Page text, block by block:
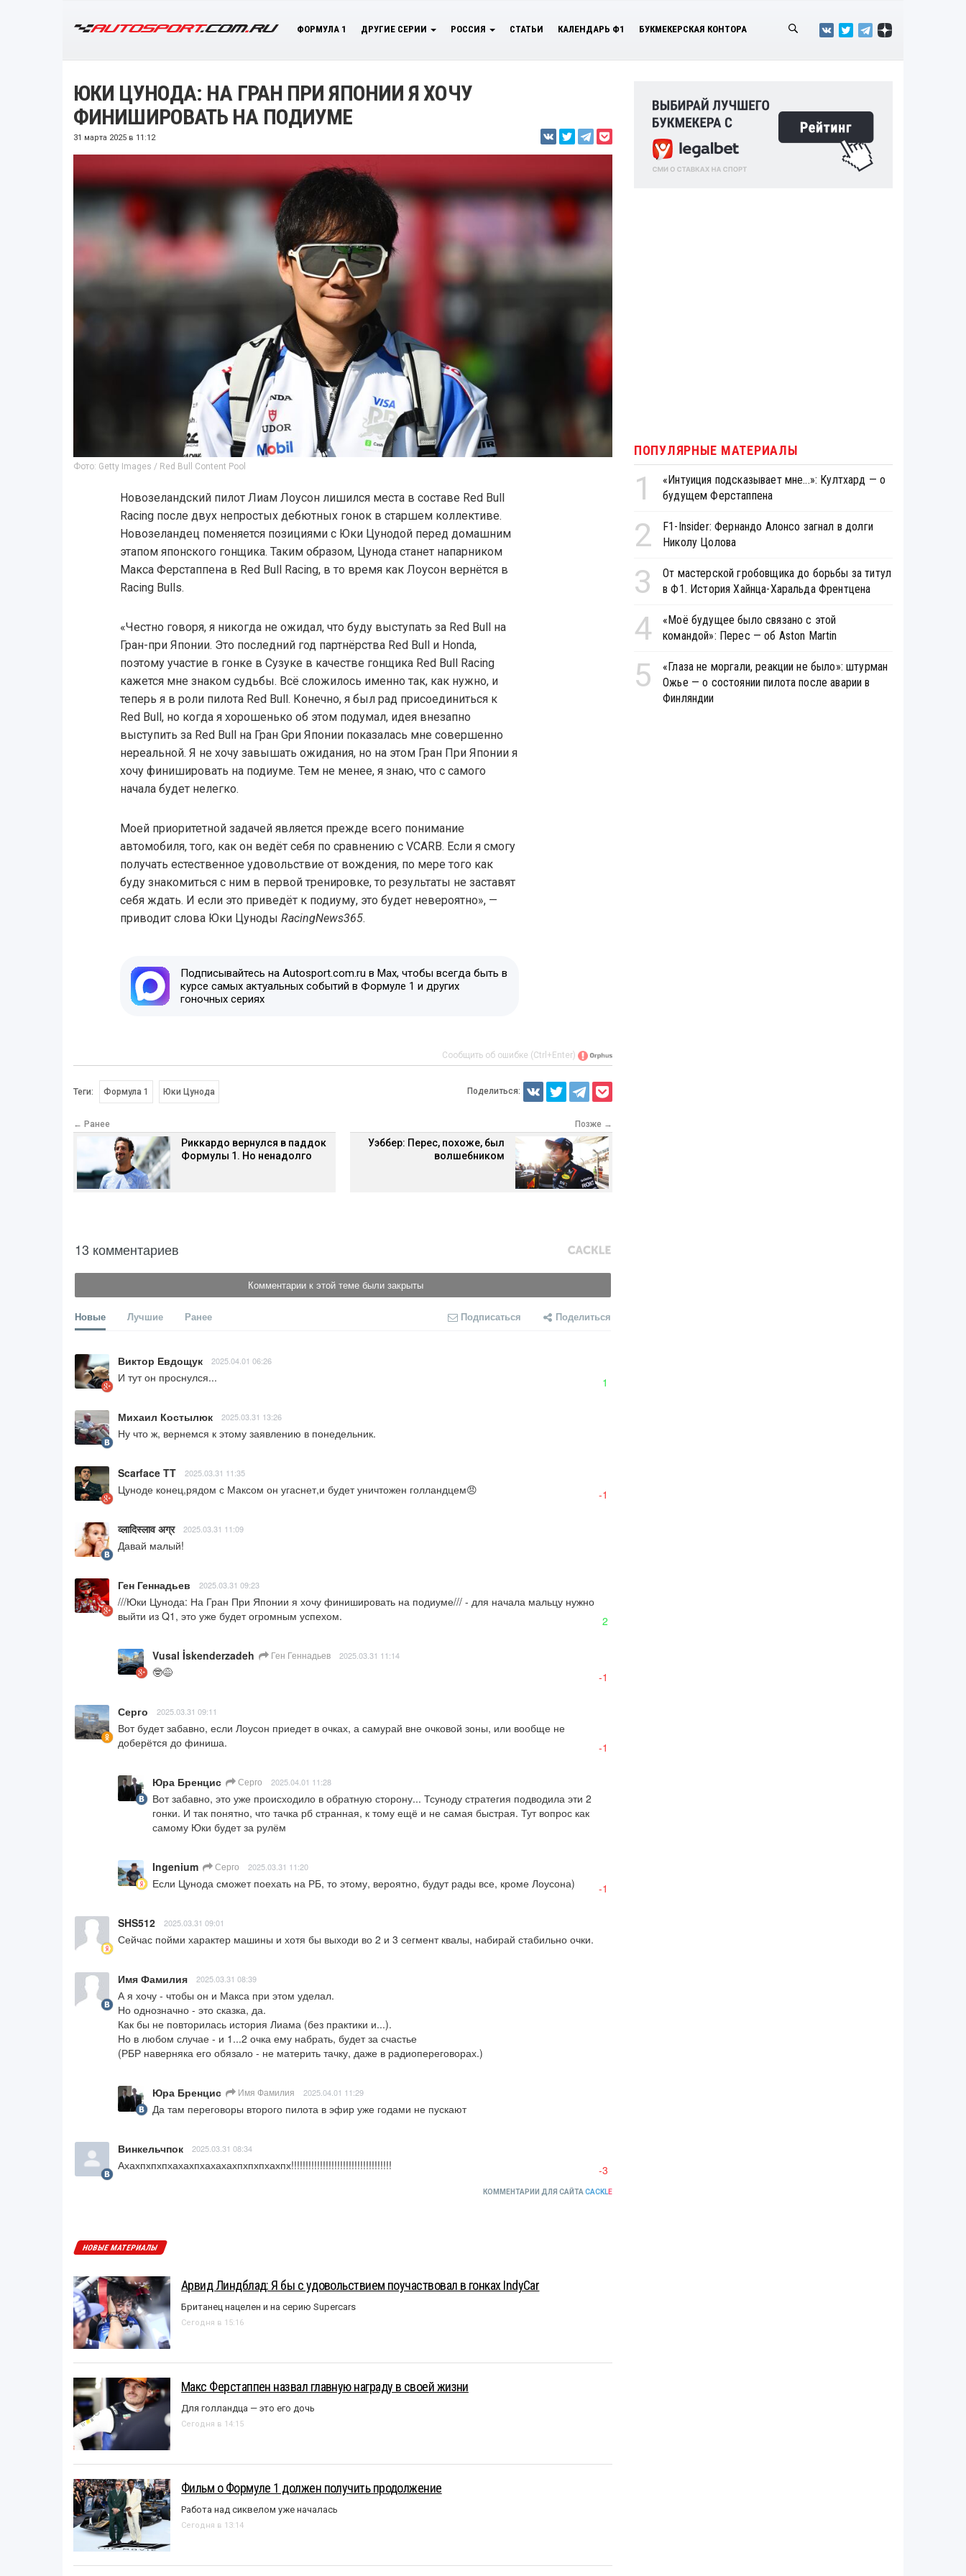
ФОРМУЛА 1 ДРУГИЕ СЕРИИ РОССИЯ СТАТЬИ КАЛЕНДАРЬ Ф1 БУКМЕКЕРСКАЯ КОНТОРА
ЮКИ ЦУНОДА: НА ГРАН ПРИ ЯПОНИИ Я ХОЧУ
ФИНИШИРОВАТЬ НА ПОДИУМЕ
31 марта 2025 в 11:12
Фото: Getty Images / Red Bull Content Pool
Новозеландский пилот Лиам Лоусон лишился места в составе Red Bull
Racing после двух непростых дебютных гонок в старшем коллективе.
Новозеландец поменяется позициями с Юки Цунодой перед домашним
этапом японского гонщика. Таким образом, Цунода станет напарником
Макса Ферстаппена в Red Bull Racing, в то время как Лоусон вернётся в
Racing Bulls.
«Честно говоря, я никогда не ожидал, что буду выступать за Red Bull на
Гран-при Японии. Это последний год партнёрства Red Bull и Honda,
поэтому участие в гонке в Сузуке в качестве гонщика Red Bull Racing
кажется мне знаком судьбы. Всё сложилось именно так, как нужно, и
теперь я в роли пилота Red Bull. Конечно, я был рад присоединиться к
Red Bull, но когда я хорошенько об этом подумал, идея внезапно
выступить за Red Bull на Гран Gри Японии показалась мне совершенно
нереальной. Я не хочу завышать ожидания, но на этом Гран При Японии я
хочу финишировать на подиуме. Тем не менее, я знаю, что с самого
начала будет нелегко.
Моей приоритетной задачей является прежде всего понимание
автомобиля, того, как он ведёт себя по сравнению с VCARB. Если я смогу
получать естественное удовольствие от вождения, по мере того как
буду знакомиться с ним в первой тренировке, то результаты не заставят
себя ждать. И если это приведёт к подиуму, это будет невероятно», —
приводит слова Юки Цуноды RacingNews365.
Подписывайтесь на Autosport.com.ru в Max, чтобы всегда быть в
курсе самых актуальных событий в Формуле 1 и других
гоночных сериях
Сообщить об ошибке (Ctrl+Enter)
Теги: Формула 1 Юки Цунода Поделиться:
← Ранее
Риккардо вернулся в паддок
Формулы 1. Но ненадолго
Позже →
Уэббер: Перес, похоже, был
волшебником
13 комментариев
Комментарии к этой теме были закрыты
Новые Лучшие Ранее Подписаться Поделиться
Виктор Евдощук 2025.04.01 06:26
И тут он проснулся... 1
Михаил Костылюк 2025.03.31 13:26
Ну что ж, вернемся к этому заявлению в понедельник.
Scarface TT 2025.03.31 11:35
Цуноде конец,рядом с Максом он угаснет,и будет уничтожен голландцем😠 -1
व्लादिस्लाव अग्र 2025.03.31 11:09
Давай малый!
Ген Геннадьев 2025.03.31 09:23
///Юки Цунода: На Гран При Японии я хочу финишировать на подиуме/// - для начала мальцу нужно
выйти из Q1, это уже будет огромным успехом.
2
Vusal İskenderzadeh Ген Геннадьев 2025.03.31 11:14
🤓😅 -1
Серго 2025.03.31 09:11
Вот будет забавно, если Лоусон приедет в очках, а самурай вне очковой зоны, или вообще не
доберётся до финиша.
-1
Юра Бренцис Серго 2025.04.01 11:28
Вот забавно, это уже происходило в обратную сторону... Тсуноду стратегия подводила эти 2
гонки. И так понятно, что тачка рб странная, к тому ещё и не самая быстрая. Тут вопрос как
самому Юки будет за рулём
Ingenium Серго 2025.03.31 11:20
Если Цунода сможет поехать на РБ, то этому, вероятно, будут рады все, кроме Лоусона) -1
SHS512 2025.03.31 09:01
Сейчас пойми характер машины и хотя бы выходи во 2 и 3 сегмент квалы, набирай стабильно очки.
Имя Фамилия 2025.03.31 08:39
А я хочу - чтобы он и Макса при этом уделал.
Но однозначно - это сказка, да.
Как бы не повторилась история Лиама (без практики и...).
Но в любом случае - и 1...2 очка ему набрать, будет за счастье
(РБР наверняка его обязало - не материть тачку, даже в радиопереговорах.)
Юра Бренцис Имя Фамилия 2025.04.01 11:29
Да там переговоры второго пилота в эфир уже годами не пускают
Винкельчпок 2025.03.31 08:34
Ахахпхпхпхахахпхахахахпхпхпхахпх!!!!!!!!!!!!!!!!!!!!!!!!!!!!!!!!!!! -3
КОММЕНТАРИИ ДЛЯ САЙТА CACKLE
НОВЫЕ МАТЕРИАЛЫ
Арвид Линдблад: Я бы с удовольствием поучаствовал в гонках IndyCar
Британец нацелен и на серию Supercars
Сегодня в 15:16
Макс Ферстаппен назвал главную награду в своей жизни
Для голландца — это его дочь
Сегодня в 14:15
Фильм о Формуле 1 должен получить продолжение
Работа над сиквелом уже началась
Сегодня в 13:14
ПОПУЛЯРНЫЕ МАТЕРИАЛЫ
1
«Интуиция подсказывает мне...»: Култхард — о
будущем Ферстаппена
2
F1-Insider: Фернандо Алонсо загнал в долги
Николу Цолова
3
От мастерской гробовщика до борьбы за титул
в Ф1. История Хайнца-Харальда Френтцена
4
«Моё будущее было связано с этой
командой»: Перес — об Aston Martin
5
«Глаза не моргали, реакции не было»: штурман
Ожье — о состоянии пилота после аварии в
Финляндии